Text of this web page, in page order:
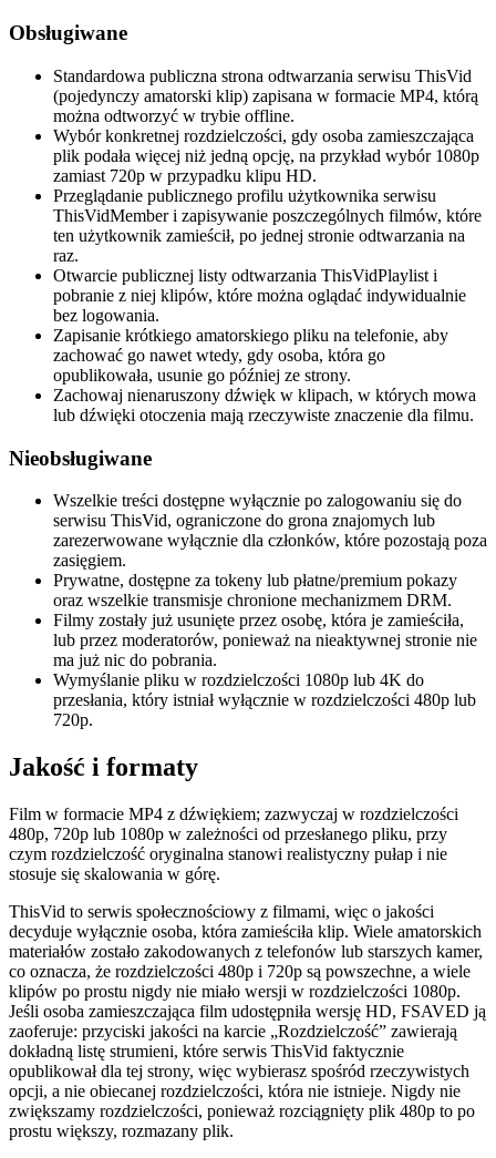
Obsługiwane
Standardowa publiczna strona odtwarzania serwisu ThisVid
(pojedynczy amatorski klip) zapisana w formacie MP4, którą
można odtworzyć w trybie offline.
Wybór konkretnej rozdzielczości, gdy osoba zamieszczająca
plik podała więcej niż jedną opcję, na przykład wybór 1080p
zamiast 720p w przypadku klipu HD.
Przeglądanie publicznego profilu użytkownika serwisu
ThisVidMember i zapisywanie poszczególnych filmów, które
ten użytkownik zamieścił, po jednej stronie odtwarzania na
raz.
Otwarcie publicznej listy odtwarzania ThisVidPlaylist i
pobranie z niej klipów, które można oglądać indywidualnie
bez logowania.
Zapisanie krótkiego amatorskiego pliku na telefonie, aby
zachować go nawet wtedy, gdy osoba, która go
opublikowała, usunie go później ze strony.
Zachowaj nienaruszony dźwięk w klipach, w których mowa
lub dźwięki otoczenia mają rzeczywiste znaczenie dla filmu.
Nieobsługiwane
Wszelkie treści dostępne wyłącznie po zalogowaniu się do
serwisu ThisVid, ograniczone do grona znajomych lub
zarezerwowane wyłącznie dla członków, które pozostają poza
zasięgiem.
Prywatne, dostępne za tokeny lub płatne/premium pokazy
oraz wszelkie transmisje chronione mechanizmem DRM.
Filmy zostały już usunięte przez osobę, która je zamieściła,
lub przez moderatorów, ponieważ na nieaktywnej stronie nie
ma już nic do pobrania.
Wymyślanie pliku w rozdzielczości 1080p lub 4K do
przesłania, który istniał wyłącznie w rozdzielczości 480p lub
720p.
Jakość i formaty
Film w formacie MP4 z dźwiękiem; zazwyczaj w rozdzielczości
480p, 720p lub 1080p w zależności od przesłanego pliku, przy
czym rozdzielczość oryginalna stanowi realistyczny pułap i nie
stosuje się skalowania w górę.
ThisVid to serwis społecznościowy z filmami, więc o jakości
decyduje wyłącznie osoba, która zamieściła klip. Wiele amatorskich
materiałów zostało zakodowanych z telefonów lub starszych kamer,
co oznacza, że rozdzielczości 480p i 720p są powszechne, a wiele
klipów po prostu nigdy nie miało wersji w rozdzielczości 1080p.
Jeśli osoba zamieszczająca film udostępniła wersję HD, FSAVED ją
zaoferuje: przyciski jakości na karcie „Rozdzielczość” zawierają
dokładną listę strumieni, które serwis ThisVid faktycznie
opublikował dla tej strony, więc wybierasz spośród rzeczywistych
opcji, a nie obiecanej rozdzielczości, która nie istnieje. Nigdy nie
zwiększamy rozdzielczości, ponieważ rozciągnięty plik 480p to po
prostu większy, rozmazany plik.